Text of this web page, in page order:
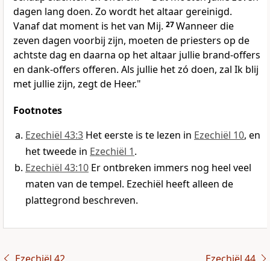
dagen lang doen. Zo wordt het altaar gereinigd.
Vanaf dat moment is het van Mij. 27Wanneer die
zeven dagen voorbij zijn, moeten de priesters op de
achtste dag en daarna op het altaar jullie brand-offers
en dank-offers offeren. Als jullie het zó doen, zal Ik blij
met jullie zijn, zegt de Heer."
Footnotes
Ezechiël 43:3 Het eerste is te lezen in Ezechiël 10, en
het tweede in Ezechiël 1.
Ezechiël 43:10 Er ontbreken immers nog heel veel
maten van de tempel. Ezechiël heeft alleen de
plattegrond beschreven.